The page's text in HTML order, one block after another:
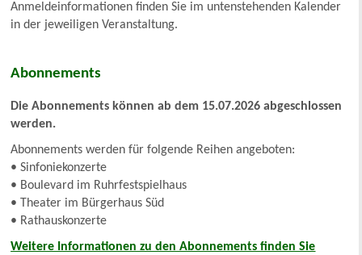
Anmeldeinformationen finden Sie im untenstehenden Kalender
in der jeweiligen Veranstaltung.
Abonnements
Die Abonnements können ab dem 15.07.2026 abgeschlossen
werden.
Abonnements werden für folgende Reihen angeboten:
• Sinfoniekonzerte
• Boulevard im Ruhrfestspielhaus
• Theater im Bürgerhaus Süd
• Rathauskonzerte
Weitere Informationen zu den Abonnements finden Sie